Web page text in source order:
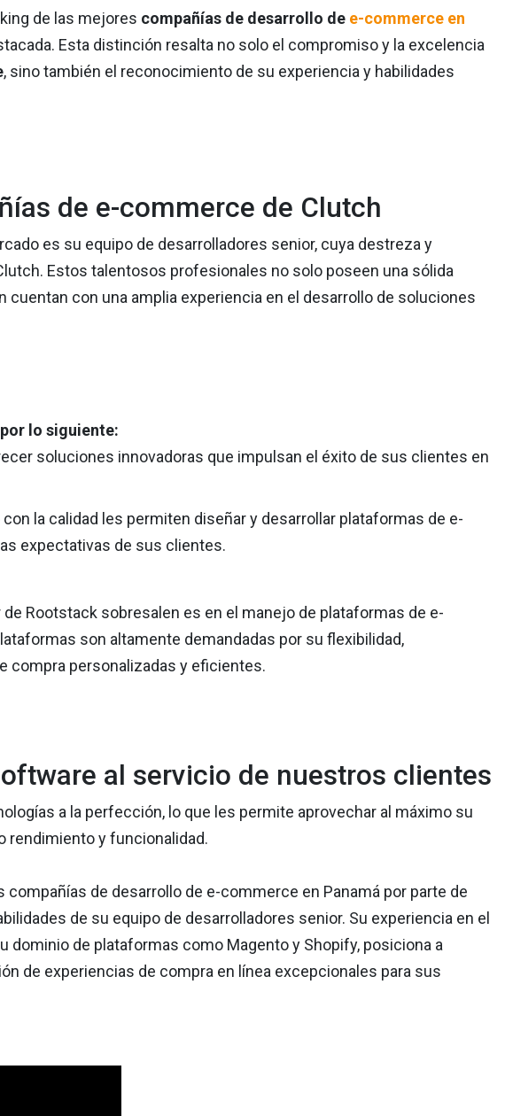
de las mejores compañías de desarrollo de e-commerce en
Esta distinción resalta no solo el compromiso y la excelencia
, sino también el reconocimiento de su experiencia y habilidades
de e-commerce de Clutch
es su equipo de desarrolladores senior, cuya destreza y
Estos talentosos profesionales no solo poseen una sólida
con una amplia experiencia en el desarrollo de soluciones
lo siguiente:
soluciones innovadoras que impulsan el éxito de sus clientes en
la calidad les permiten diseñar y desarrollar plataformas de e-
expectativas de sus clientes.
Rootstack sobresalen es en el manejo de plataformas de e-
son altamente demandadas por su flexibilidad,
compra personalizadas y eficientes.
al servicio de nuestros clientes
a la perfección, lo que les permite aprovechar al máximo su
rendimiento y funcionalidad.
de desarrollo de e-commerce en Panamá por parte de
de su equipo de desarrolladores senior. Su experiencia en el
de plataformas como Magento y Shopify, posiciona a
de experiencias de compra en línea excepcionales para sus